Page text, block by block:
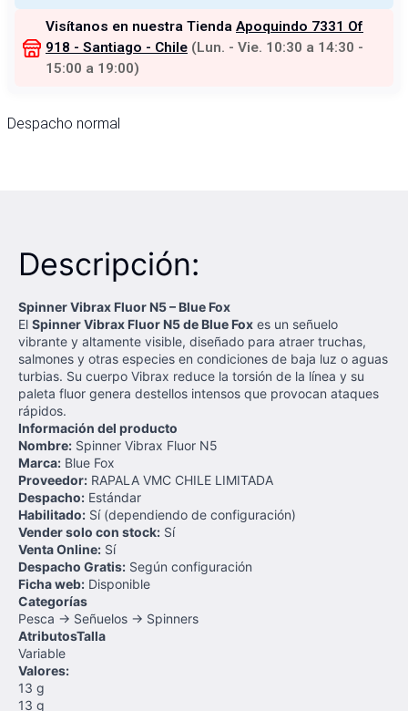
Visítanos en nuestra Tienda Apoquindo 7331 Of
918 - Santiago - Chile (Lun. - Vie. 10:30 a 14:30 -
15:00 a 19:00)
Despacho normal
Descripción:
Spinner Vibrax Fluor N5 – Blue Fox
El Spinner Vibrax Fluor N5 de Blue Fox es un señuelo
vibrante y altamente visible, diseñado para atraer truchas,
salmones y otras especies en condiciones de baja luz o aguas
turbias. Su cuerpo Vibrax reduce la torsión de la línea y su
paleta fluor genera destellos intensos que provocan ataques
rápidos.
Información del producto
Nombre: Spinner Vibrax Fluor N5
Marca: Blue Fox
Proveedor: RAPALA VMC CHILE LIMITADA
Despacho: Estándar
Habilitado: Sí (dependiendo de configuración)
Vender solo con stock: Sí
Venta Online: Sí
Despacho Gratis: Según configuración
Ficha web: Disponible
Categorías
Pesca → Señuelos → Spinners
AtributosTalla
Variable
Valores:
13 g
13 g